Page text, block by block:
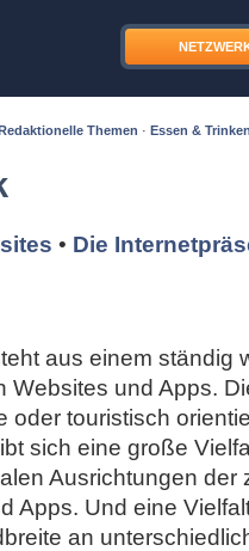
Themen · Essen &
• Die
aus einem ständig
Websites und Apps.
oder touristisch
sich eine große
Ausrichtungen der
Apps. Und eine
an